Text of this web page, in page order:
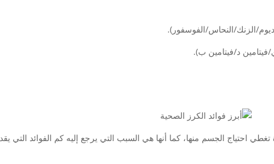
الزنك/النحاس/الفوسفور).
فيتامين د/فيتامين ب).
تغطي احتياج الجسم منها، كما أنها هي السبب التي يرجع إليه كم الفوائد التي